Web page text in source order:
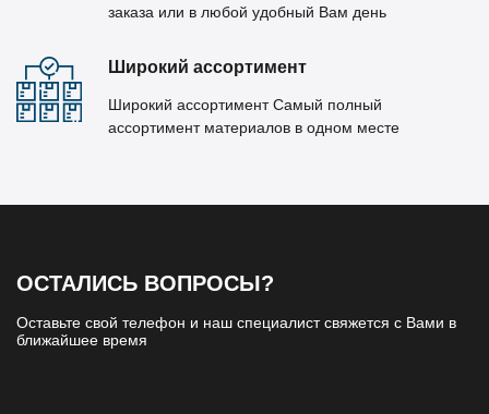
заказа или в любой удобный Вам день
Широкий ассортимент
Широкий ассортимент Самый полный
ассортимент материалов в одном месте
ОСТАЛИСЬ ВОПРОСЫ?
Оставьте свой телефон и наш специалист свяжется с Вами в
ближайшее время